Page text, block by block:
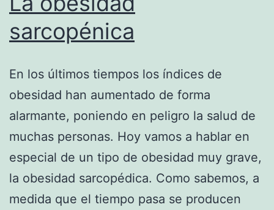
sarcopénica
En los últimos tiempos los índices de
obesidad han aumentado de forma
alarmante, poniendo en peligro la salud de
muchas personas. Hoy vamos a hablar en
especial de un tipo de obesidad muy grave,
la obesidad sarcopédica. Como sabemos, a
medida que el tiempo pasa se producen